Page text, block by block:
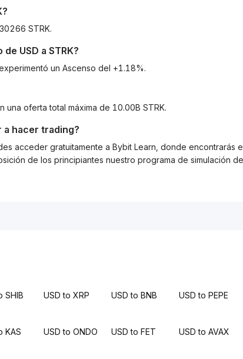
?
STRK.
de USD a STRK?
un Ascenso del +1.18%.
oferta total máxima de 10.00B STRK.
hacer trading?
acceder gratuitamente a Bybit Learn, donde encontrarás
de los principiantes nuestro programa de simulación
SHIB USD to XRP USD to BNB USD to PEPE
KAS USD to ONDO USD to FET USD to AVAX